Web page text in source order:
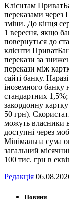
Клієнтам
переказами через
зміни. До кінця
1 вересня, якщо
повернуться до
клієнти
перекази за
перекази між
сайті банку.
іноземного банку
стандартних
закордонну
50 грн).
можуть власники
доступні через
Мінімальна сума
загальний
100 тис. грн в
Редакція
Новини